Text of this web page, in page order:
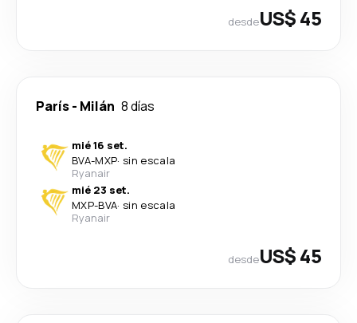
desdeUS$ 45
París- Milán 8 días
mié 16 set.
BVA-MXP· sin escala
Ryanair
mié 23 set.
MXP-BVA· sin escala
Ryanair
desdeUS$ 45